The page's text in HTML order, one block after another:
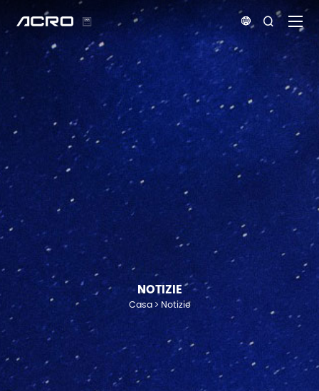
 
NOTIZIE
Casa Notizie